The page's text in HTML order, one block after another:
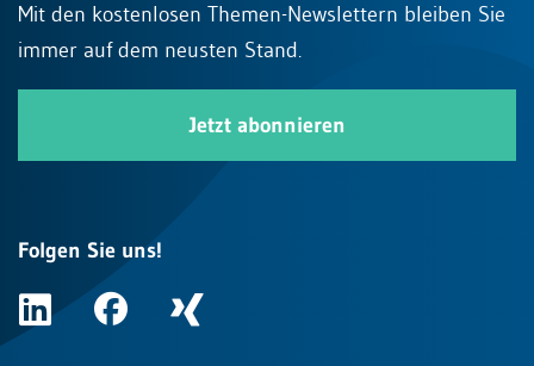
Mit den kostenlosen Themen-Newslettern bleiben Sie
immer auf dem neusten Stand.
Jetzt abonnieren
Folgen Sie uns!